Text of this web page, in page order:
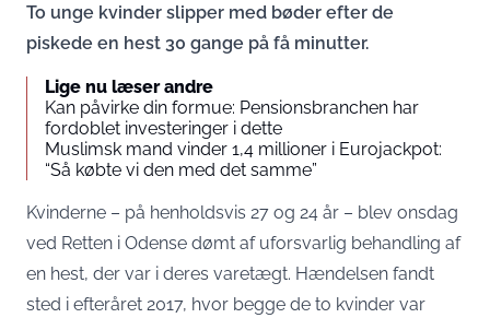
To unge kvinder slipper med bøder efter de
piskede en hest 30 gange på få minutter.
Lige nu læser andre
Kan påvirke din formue: Pensionsbranchen har
fordoblet investeringer i dette
Muslimsk mand vinder 1,4 millioner i Eurojackpot:
“Så købte vi den med det samme”
Kvinderne – på henholdsvis 27 og 24 år – blev onsdag
ved Retten i Odense dømt af uforsvarlig behandling af
en hest, der var i deres varetægt. Hændelsen fandt
sted i efteråret 2017, hvor begge de to kvinder var